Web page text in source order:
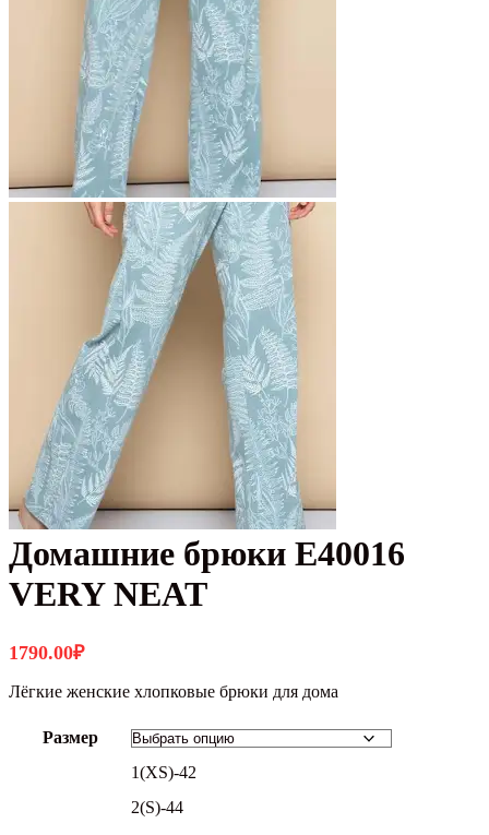
Домашние брюки E40016
VERY NEAT
1790.00₽
Лёгкие женские хлопковые брюки для дома
Размер
1(XS)-42
2(S)-44